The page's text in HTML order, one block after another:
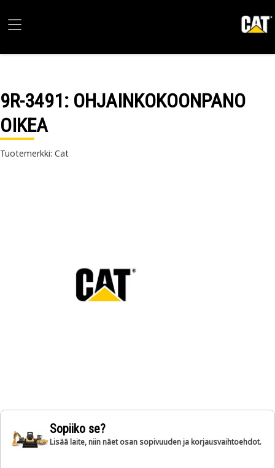
9R-3491: OHJAINKOKOONPANO
OIKEA
Tuotemerkki: Cat
Sopiiko se?
Lisää laite, niin näet osan sopivuuden ja korjausvaihtoehdot.